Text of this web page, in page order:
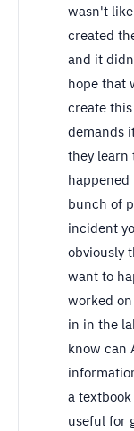
wasn't
created
and it
hope that
create
demands
they learn
bunch of
incident
obviously
want to
worked
in in the
know can
a
useful for